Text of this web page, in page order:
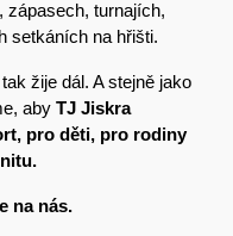
zápasech, turnajích,
setkáních na hřišti.
žije dál. A stejně jako
abyTJ Jiskra
pro děti, pro rodiny
na nás.